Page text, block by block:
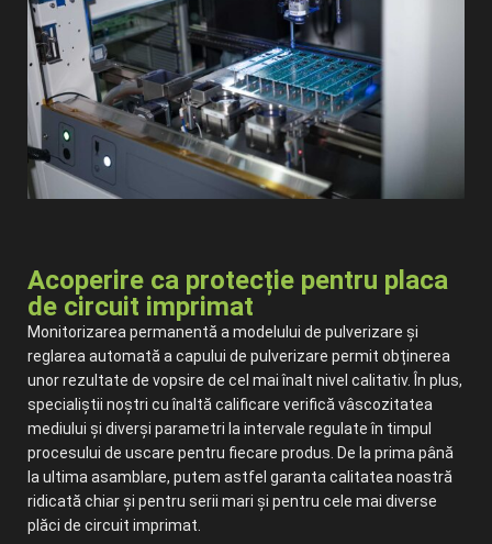
Acoperire ca protecție pentru placa
de circuit imprimat
Monitorizarea permanentă a modelului de pulverizare și
reglarea automată a capului de pulverizare permit obținerea
unor rezultate de vopsire de cel mai înalt nivel calitativ. În plus,
specialiștii noștri cu înaltă calificare verifică vâscozitatea
mediului și diverși parametri la intervale regulate în timpul
procesului de uscare pentru fiecare produs. De la prima până
la ultima asamblare, putem astfel garanta calitatea noastră
ridicată chiar și pentru serii mari și pentru cele mai diverse
plăci de circuit imprimat.